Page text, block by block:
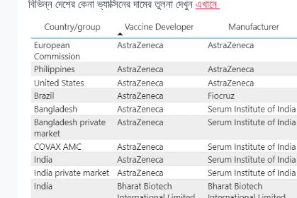
বিভিন্ন দেশের কেনা ভ্যাক্সিনের দামের তুলনা দেখুন এখানে